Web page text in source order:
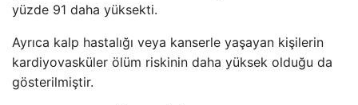
yüzde 91 daha yüksekti.
Ayrıca kalp hastalığı veya kanserle yaşayan kişilerin
kardiyovasküler ölüm riskinin daha yüksek olduğu da
gösterilmiştir.